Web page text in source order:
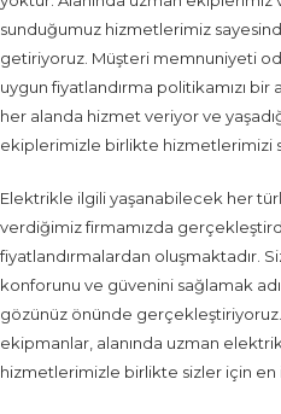
sunduğumuz hizmetlerimiz
getiriyoruz. Müşteri memnuniyeti
uygun fiyatlandırma politikamızı
her alanda hizmet veriyor ve
ekiplerimizle birlikte hizmetlerimizi
Elektrikle ilgili yaşanabilecek her
verdiğimiz firmamızda
fiyatlandırmalardan oluşmaktadır.
konforunu ve güvenini sağlamak
gözünüz önünde gerçekleştiriyoruz.
ekipmanlar, alanında uzman
hizmetlerimizle birlikte sizler için en